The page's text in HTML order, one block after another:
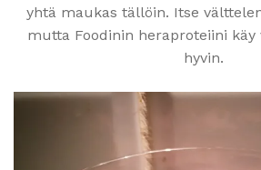
yhtä maukas tällöin. Itse
mutta Foodinin heraproteiini
hyvin.